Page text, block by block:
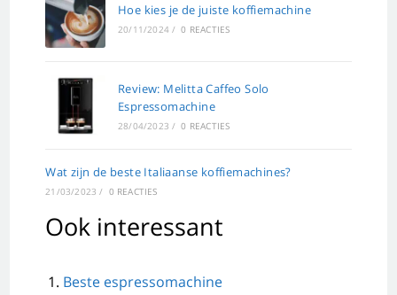
Hoe kies je de juiste koffiemachine
20/11/2024 / 0 REACTIES
Review: Melitta Caffeo Solo
Espressomachine
28/04/2023 / 0 REACTIES
Wat zijn de beste Italiaanse koffiemachines?
21/03/2023 / 0 REACTIES
Ook interessant
Beste espressomachine